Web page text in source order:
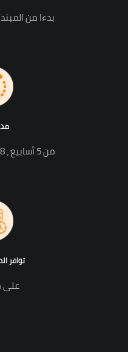
بدءا من
من 5 أسابيع ، 18 درسا في الأسبوع
توافر
على